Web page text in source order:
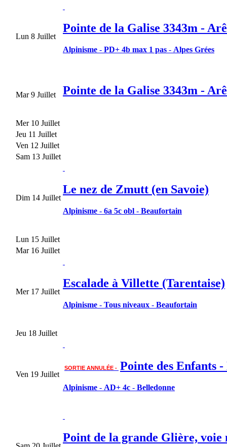
Lun 8 Juillet
Pointe de la Galise 3343m -
Alpinisme - PD+ 4b max 1 pas - Alpes Grées
Mar 9 Juillet Pointe de la Galise 3343m -
Mer 10 Juillet
Jeu 11 Juillet
Ven 12 Juillet
Sam 13 Juillet
Dim 14 Juillet
Le nez de Zmutt (en Savoie)
Alpinisme - 6a 5c obl - Beaufortain
Lun 15 Juillet
Mar 16 Juillet
Mer 17 Juillet
Escalade à Villette (Tarentaise)
Alpinisme - Tous niveaux - Beaufortain
Jeu 18 Juillet
Ven 19 Juillet
SORTIE ANNULÉE - Pointe des Enfants -
Alpinisme - AD+ 4c - Belledonne
Point de la grande Glière,